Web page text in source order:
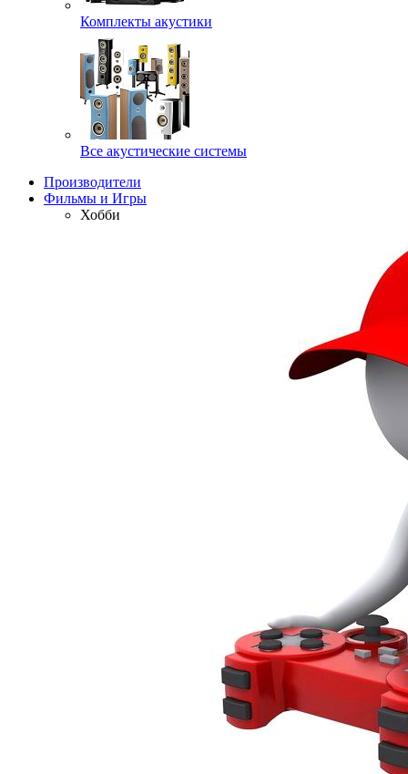
Комплекты акустики
Все акустические системы
Производители
Фильмы и Игры
Хобби